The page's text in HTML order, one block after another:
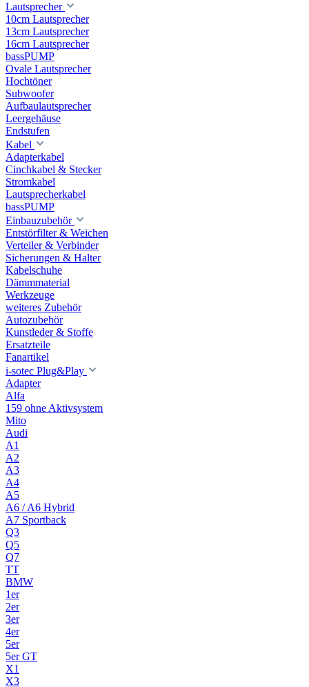
Lautsprecher
10cm Lautsprecher
13cm Lautsprecher
16cm Lautsprecher
bassPUMP
Ovale Lautsprecher
Hochtöner
Subwoofer
Aufbaulautsprecher
Leergehäuse
Endstufen
Kabel
Adapterkabel
Cinchkabel & Stecker
Stromkabel
Lautsprecherkabel
bassPUMP
Einbauzubehör
Entstörfilter & Weichen
Verteiler & Verbinder
Sicherungen & Halter
Kabelschuhe
Dämmmaterial
Werkzeuge
weiteres Zubehör
Autozubehör
Kunstleder & Stoffe
Ersatzteile
Fanartikel
i-sotec Plug&Play
Adapter
Alfa
159 ohne Aktivsystem
Mito
Audi
A1
A2
A3
A4
A5
A6 / A6 Hybrid
A7 Sportback
Q3
Q5
Q7
TT
BMW
1er
2er
3er
4er
5er
5er GT
X1
X3